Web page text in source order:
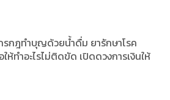
รกฎทำบุญด้วยน้ำดื่ม ยารักษาโรค
ทำอะไรไม่ติดขัด เปิดดวงการเงินให้